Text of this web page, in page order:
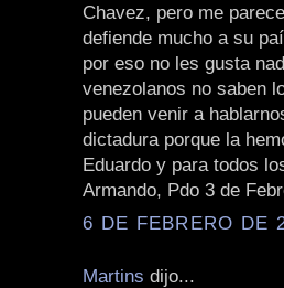
Chavez, pero me
defiende mucho a su
por eso no les gusta
venezolanos no saben
pueden venir a
dictadura porque la
Eduardo y para todos
Armando, Pdo 3 de
6 DE FEBRERO DE
Martins dijo...